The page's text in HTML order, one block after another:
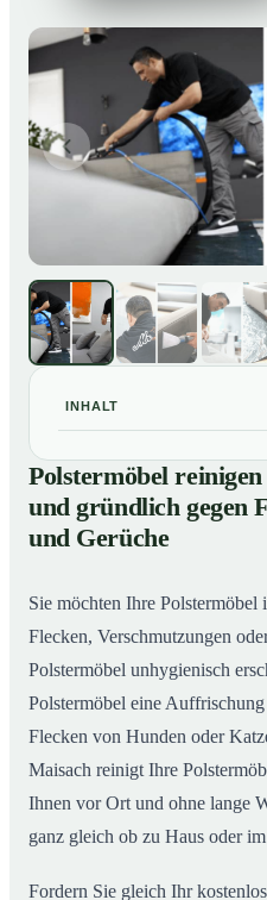
INHALT
Polstermöbel reinigen in
gründlich gegen Flecken,
02So reinigen unsere Profis
Polstermöbel
und gründlich gegen
und Gerüche
Sie möchten Ihre
Flecken, Verschmutzungen
Polstermöbel unhygienisch
Polstermöbel eine
Flecken von Hunden oder
Maisach reinigt Ihre
Ihnen vor Ort und ohne lange
ganz gleich ob zu Haus oder
Fordern Sie gleich Ihr